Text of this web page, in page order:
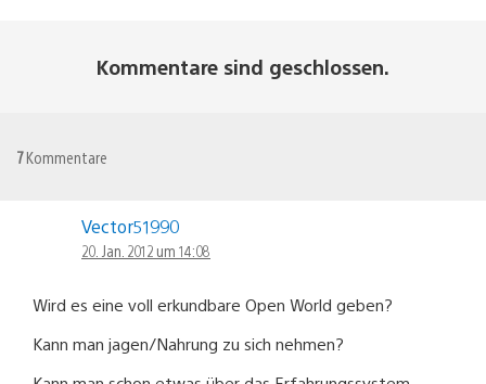
Kommentare sind geschlossen.
7Kommentare
Vector51990
20. Jan. 2012 um 14:08
Wird es eine voll erkundbare Open World geben?
Kann man jagen/Nahrung zu sich nehmen?